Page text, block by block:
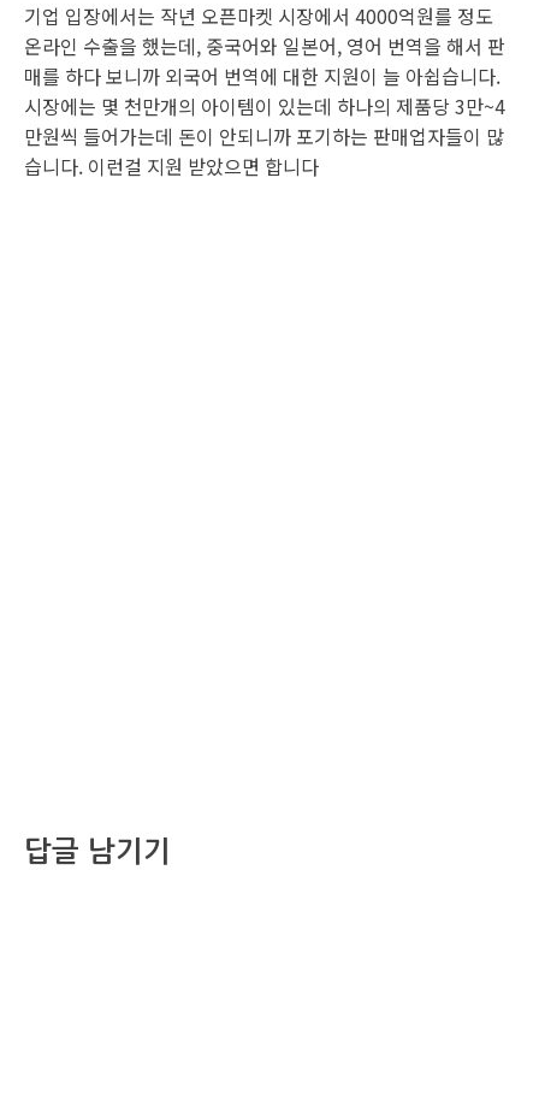
기업 입장에서는 작년 오픈마켓 시장에서 4000억원를 정도
온라인 수출을 했는데, 중국어와 일본어, 영어 번역을 해서 판
매를 하다 보니까 외국어 번역에 대한 지원이 늘 아쉽습니다.
시장에는 몇 천만개의 아이템이 있는데 하나의 제품당 3만~4
만원씩 들어가는데 돈이 안되니까 포기하는 판매업자들이 많
습니다. 이런걸 지원 받았으면 합니다
답글 남기기